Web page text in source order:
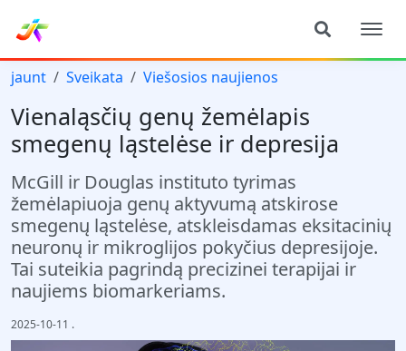
jaunt Sveikata Viešosios naujienos
Vienaląsčių genų žemėlapis
smegenų ląstelėse ir depresija
McGill ir Douglas instituto tyrimas
žemėlapiuoja genų aktyvumą atskirose
smegenų ląstelėse, atskleisdamas eksitacinių
neuronų ir mikroglijos pokyčius depresijoje.
Tai suteikia pagrindą precizinei terapijai ir
naujiems biomarkeriams.
2025-10-11 .